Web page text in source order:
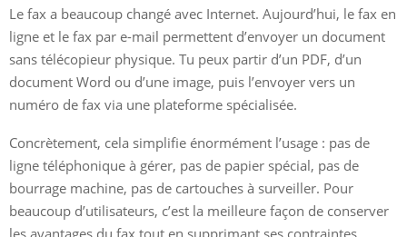
Le fax a beaucoup changé avec Internet. Aujourd’hui, le fax en
ligne et le fax par e-mail permettent d’envoyer un document
sans télécopieur physique. Tu peux partir d’un PDF, d’un
document Word ou d’une image, puis l’envoyer vers un
numéro de fax via une plateforme spécialisée.
Concrètement, cela simplifie énormément l’usage : pas de
ligne téléphonique à gérer, pas de papier spécial, pas de
bourrage machine, pas de cartouches à surveiller. Pour
beaucoup d’utilisateurs, c’est la meilleure façon de conserver
les avantages du fax tout en supprimant ses contraintes